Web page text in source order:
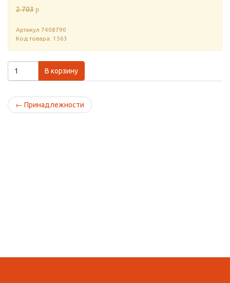
2 703 p
Артикул 7408790
Код товара: 1563
В корзину
← Принадлежности